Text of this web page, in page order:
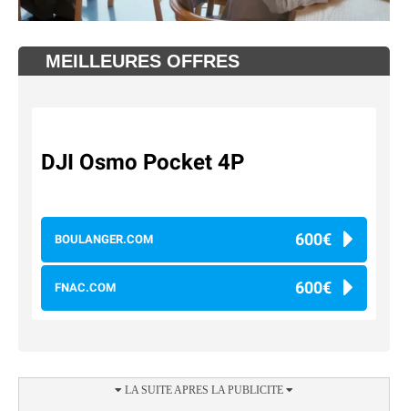
MEILLEURES OFFRES
DJI Osmo Pocket 4P
BOULANGER.COM 600€
FNAC.COM 600€